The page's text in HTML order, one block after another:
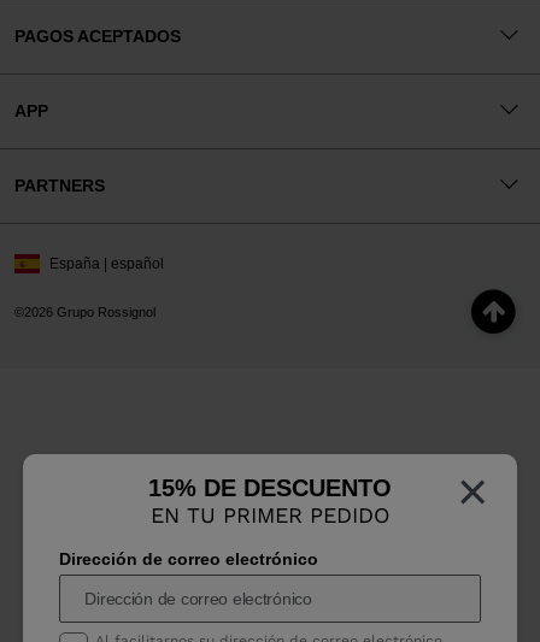
×
15% DE DESCUENTO
EN TU PRIMER PEDIDO
Dirección de correo electrónico
PAGOS ACEPTADOS
APP
PARTNERS
©2026 Grupo Rossignol
España | español